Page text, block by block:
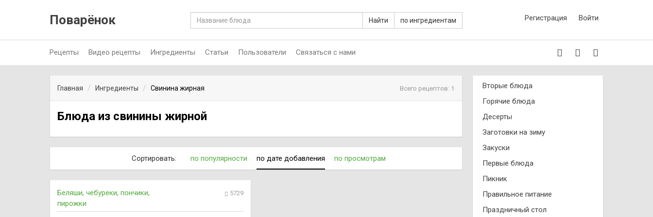
Поварёнок Найти по ингредиентам Регистрация Войти
Рецепты Видео рецепты Ингредиенты Статьи Пользователи Связаться с нами
Главная Ингредиенты Свинина жирная Всего рецептов: 1
Блюда из свинины жирной
Сортировать: по популярности по дате добавления по просмотрам
Беляши, чебуреки, пончики,
пирожки
5729
Вторые блюда
Горячие блюда
Десерты
Заготовки на зиму
Закуски
Первые блюда
Пикник
Правильное питание
Праздничный стол